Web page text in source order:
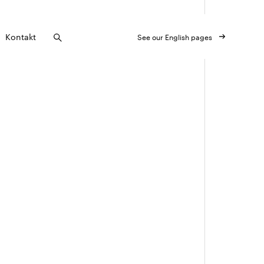
Kontakt See our English pages